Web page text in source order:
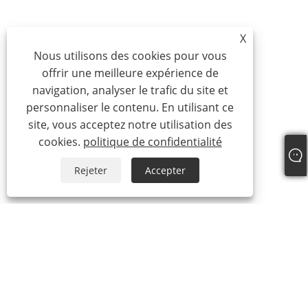
X
Nous utilisons des cookies pour vous
offrir une meilleure expérience de
navigation, analyser le trafic du site et
personnaliser le contenu. En utilisant ce
site, vous acceptez notre utilisation des
cookies. politique de confidentialité
Rejeter Accepter